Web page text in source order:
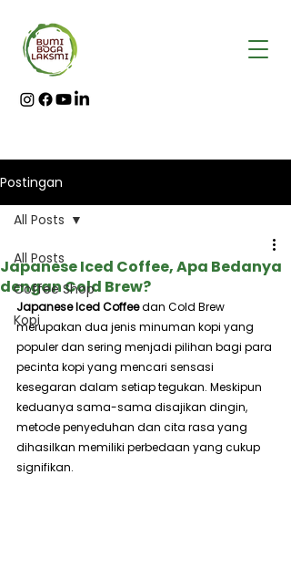
Postingan
All Posts
Coffee Shop
Kopi
All Posts
Japanese Iced Coffee, Apa Bedanya
dengan Cold Brew?
Japanese Iced Coffee dan Cold Brew
merupakan dua jenis minuman kopi yang
populer dan sering menjadi pilihan bagi para
pecinta kopi yang mencari sensasi
kesegaran dalam setiap tegukan. Meskipun
keduanya sama-sama disajikan dingin,
metode penyeduhan dan cita rasa yang
dihasilkan memiliki perbedaan yang cukup
signifikan.